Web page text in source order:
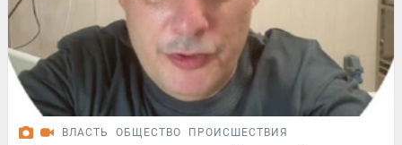
ВЛАСТЬ ОБЩЕСТВО ПРОИСШЕСТВИЯ